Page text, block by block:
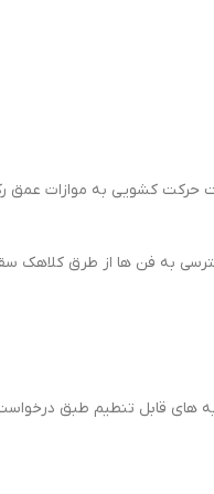
حرکت کشویی به موازات عمق
سقف (باقابلیت افزایش تا 4 فن طبق
های قابل تنطیم طبق